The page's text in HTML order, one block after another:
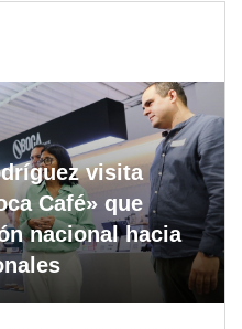
visita
Café» que
nacional hacia